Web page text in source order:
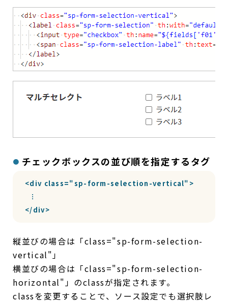
チェックボックスの並び順を指定するタグ
<div class="sp-form-selection-vertical">
  ︙
</div>
縦並びの場合は「class="sp-form-selection-
vertical"」
横並びの場合は「class="sp-form-selection-
horizontal"」のclassが指定されます。
classを変更することで、ソース設定でも選択肢レ